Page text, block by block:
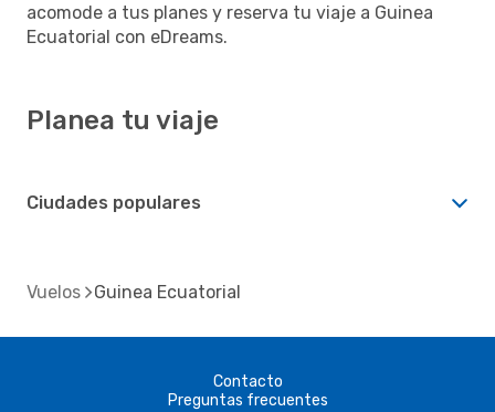
acomode a tus planes y reserva tu viaje a Guinea
Ecuatorial con eDreams.
Planea tu viaje
Ciudades populares
Vuelos Guinea Ecuatorial
Contacto
Preguntas frecuentes